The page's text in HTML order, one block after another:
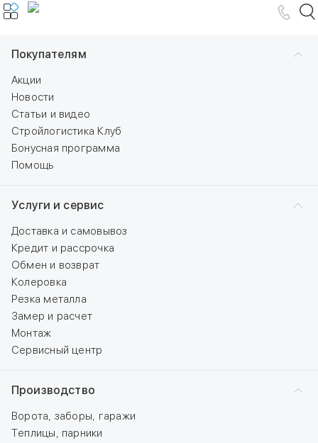
Покупателям
Акции
Новости
Статьи и видео
Стройлогистика Клуб
Бонусная программа
Помощь
Услуги и сервис
Доставка и самовывоз
Кредит и рассрочка
Обмен и возврат
Колеровка
Резка металла
Замер и расчет
Монтаж
Сервисный центр
Производство
Ворота, заборы, гаражи
Теплицы, парники